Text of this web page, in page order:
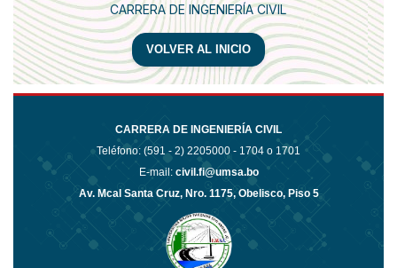
CARRERA DE INGENIERÍA CIVIL
VOLVER AL INICIO
CARRERA DE INGENIERÍA CIVIL
Teléfono: (591 - 2) 2205000 - 1704 o 1701
E-mail: civil.fi@umsa.bo
Av. Mcal Santa Cruz, Nro. 1175, Obelisco, Piso 5